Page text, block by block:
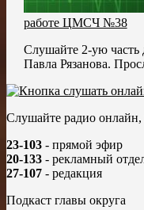
работе ЦМСЧ №38
Слушайте 2-ую
Павла Рязанова.
Слушайте радио онлайн,
23-103 - прямой эфир
20-133 - рекламный
27-107 - редакция
Подкаст главы округа